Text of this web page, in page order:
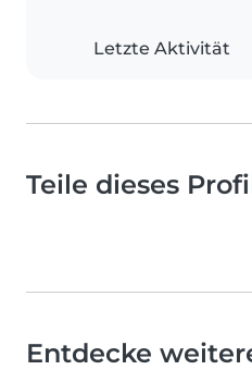
Letzte Aktivität
Teile dieses
Entdecke